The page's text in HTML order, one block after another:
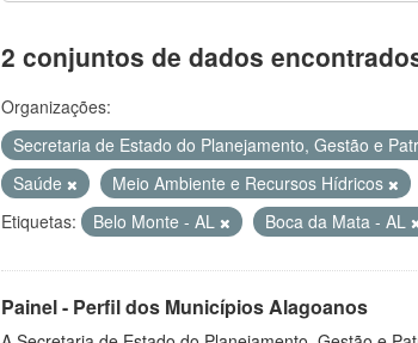
2 conjuntos de dados
Organizações:
Secretaria de Estado do Planejamento, Gestão e
Saúde
Meio Ambiente e Recursos Hídricos
Etiquetas:
Belo Monte - AL Boca da Mata - AL
Painel - Perfil dos Municípios Alagoanos